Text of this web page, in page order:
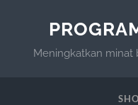
Meningkatkan minat